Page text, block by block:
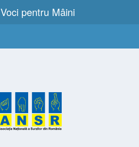
Voci pentru Mâini